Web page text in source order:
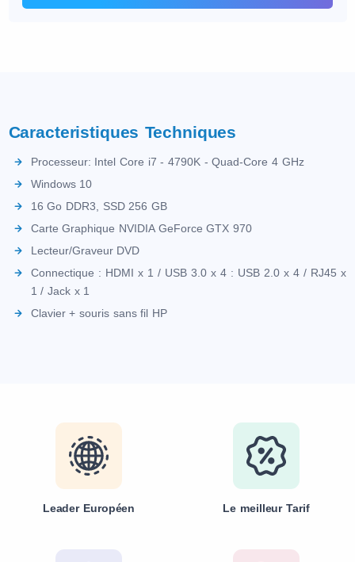
Caracteristiques Techniques
Processeur: Intel Core i7 - 4790K - Quad-Core 4 GHz
Windows 10
16 Go DDR3, SSD 256 GB
Carte Graphique NVIDIA GeForce GTX 970
Lecteur/Graveur DVD
Connectique : HDMI x 1 / USB 3.0 x 4 : USB 2.0 x 4 / RJ45 x
1 / Jack x 1
Clavier + souris sans fil HP
Leader Européen Le meilleur Tarif